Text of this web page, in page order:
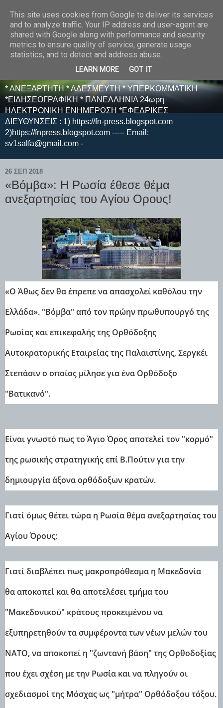
E F E N P R E S S -
ΗΛΕΚΤΡΟΝΙΚΗ
ΕΦΗΜΕΡΙΔΑ
* ΑΝΕΞΑΡΤΗΤΗ * ΑΔΕΣΜΕΥΤΗ * ΥΠΕΡΚΟΜΜΑΤΙΚΗ
*ΕΙΔΗΣΕΟΓΡΑΦΙΚΗ * ΠΑΝΕΛΛΗΝΙΑ 24ωρη
ΗΛΕΚΤΡΟΝΙΚΗ ΕΝΗΜΕΡΩΣΗ *ΕΦΕΔΡΙΚΕΣ
ΔΙΕΥΘΥΝΣΕΙΣ : 1) https://fn-press.blogspot.com
2)https://fnpress.blogspot.com ----- Email:
sv1salfa@gmail.com -
26 ΣΕΠ 2018
«Βόμβα»: Η Ρωσία έθεσε θέμα
ανεξαρτησίας του Αγίου Ορους!
«Ο Άθως δεν θα έπρεπε να απασχολεί καθόλου την
Ελλάδα». "Βόμβα" από τον πρώην πρωθυπουργό της
Ρωσίας και επικεφαλής της Ορθόδοξης
Αυτοκρατορικής Εταιρείας της Παλαιστίνης, Σεργκέι
Στεπάσιν ο οποίος μίλησε για ένα Ορθόδοξο
"Βατικανό".
Είναι γνωστό πως το Άγιο Όρος αποτελεί τον "κορμό"
της ρωσικής στρατηγικής επί Β.Πούτιν για την
δημιουργία άξονα ορθόδοξων κρατών.
Γιατί όμως θέτει τώρα η Ρωσία θέμα ανεξαρτησίας του
Αγίου Όρους;
Γιατί διαβλέπει πως μακροπρόθεσμα η Μακεδονία
θα αποκοπεί και θα αποτελέσει τμήμα του
"Μακεδονικού" κράτους προκειμένου να
εξυπηρετηθούν τα συμφέροντα των νέων μελών του
ΝΑΤΟ, να αποκοπεί η "ζωντανή βάση" της Ορθοδοξίας
που έχει σχέση με την Ρωσία και να πληγούν οι
σχεδιασμοί της Μόσχας ως "μήτρα" Ορθόδοξου τόξου.
This site uses cookies from Google to deliver its services
and to analyze traffic. Your IP address and user-agent are
shared with Google along with performance and security
metrics to ensure quality of service, generate usage
statistics, and to detect and address abuse.
LEARN MORE GOT IT